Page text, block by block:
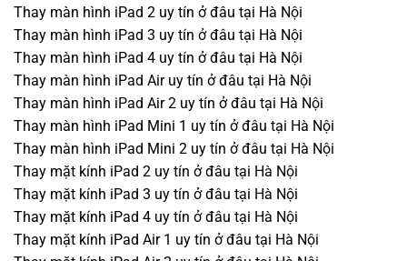
Thay màn hình iPad 2 uy tín ở đâu tại Hà Nội
Thay màn hình iPad 3 uy tín ở đâu tại Hà Nội
Thay màn hình iPad 4 uy tín ở đâu tại Hà Nội
Thay màn hình iPad Air uy tín ở đâu tại Hà Nội
Thay màn hình iPad Air 2 uy tín ở đâu tại Hà Nội
Thay màn hình iPad Mini 1 uy tín ở đâu tại Hà Nội
Thay màn hình iPad Mini 2 uy tín ở đâu tại Hà Nội
Thay mặt kính iPad 2 uy tín ở đâu tại Hà Nội
Thay mặt kính iPad 3 uy tín ở đâu tại Hà Nội
Thay mặt kính iPad 4 uy tín ở đâu tại Hà Nội
Thay mặt kính iPad Air 1 uy tín ở đâu tại Hà Nội